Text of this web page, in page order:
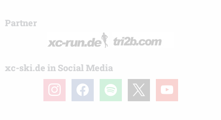
Partner
xc-ski.de in Social Media
instagramfacebook spotify youtube